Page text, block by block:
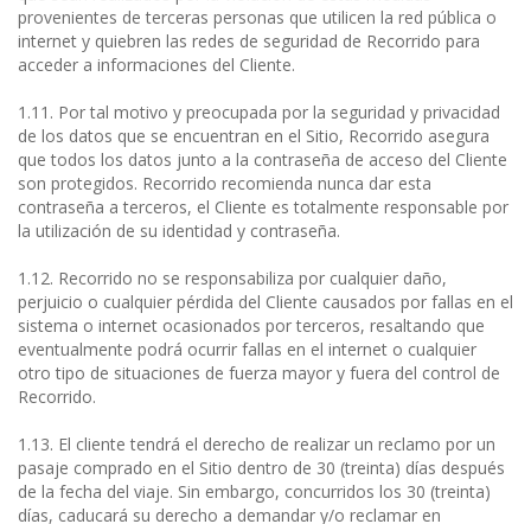
provenientes de terceras personas que utilicen la red pública o
internet y quiebren las redes de seguridad de Recorrido para
acceder a informaciones del Cliente.
1.11. Por tal motivo y preocupada por la seguridad y privacidad
de los datos que se encuentran en el Sitio, Recorrido asegura
que todos los datos junto a la contraseña de acceso del Cliente
son protegidos. Recorrido recomienda nunca dar esta
contraseña a terceros, el Cliente es totalmente responsable por
la utilización de su identidad y contraseña.
1.12. Recorrido no se responsabiliza por cualquier daño,
perjuicio o cualquier pérdida del Cliente causados por fallas en el
sistema o internet ocasionados por terceros, resaltando que
eventualmente podrá ocurrir fallas en el internet o cualquier
otro tipo de situaciones de fuerza mayor y fuera del control de
Recorrido.
1.13. El cliente tendrá el derecho de realizar un reclamo por un
pasaje comprado en el Sitio dentro de 30 (treinta) días después
de la fecha del viaje. Sin embargo, concurridos los 30 (treinta)
días, caducará su derecho a demandar y/o reclamar en